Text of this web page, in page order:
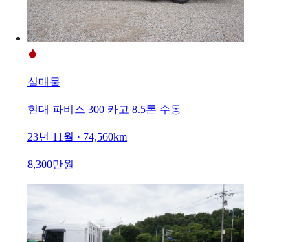
실매물
현대 파비스 300 카고 8.5톤 수동
23년 11월 · 74,560km
8,300만원